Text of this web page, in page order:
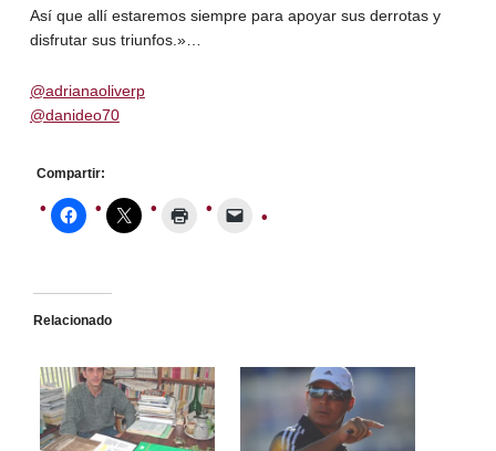
Así que allí estaremos siempre para apoyar sus derrotas y
disfrutar sus triunfos.»…
@adrianaoliverp
@danideo70
Compartir:
Relacionado